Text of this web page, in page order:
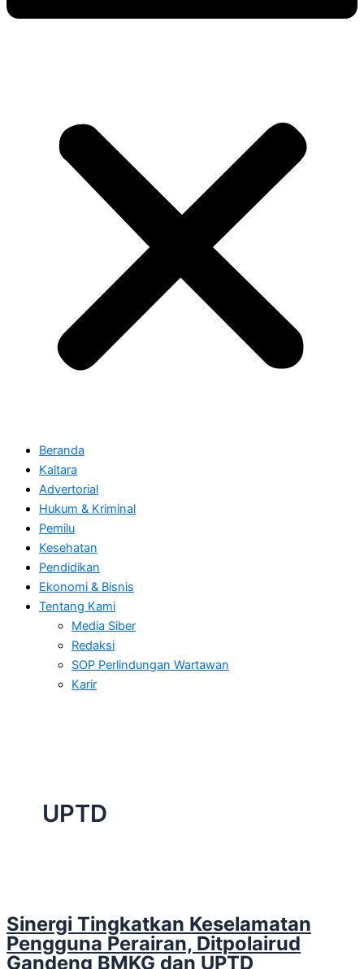
Beranda
Kaltara
Advertorial
Hukum & Kriminal
Pemilu
Kesehatan
Pendidikan
Ekonomi & Bisnis
Tentang Kami
Media Siber
Redaksi
SOP Perlindungan Wartawan
Karir
UPTD
Sinergi Tingkatkan Keselamatan
Pengguna Perairan, Ditpolairud
Gandeng BMKG dan UPTD